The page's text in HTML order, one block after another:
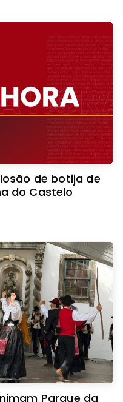
de botija de
do Castelo
Parque da